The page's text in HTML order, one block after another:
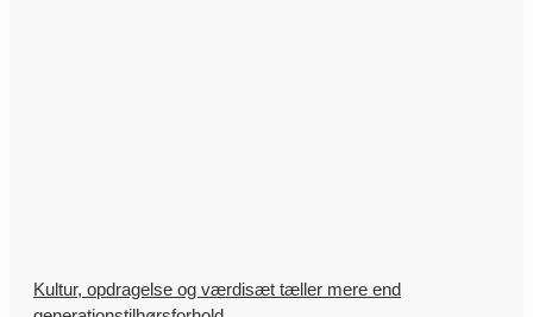
Kultur, opdragelse og værdisæt tæller mere end